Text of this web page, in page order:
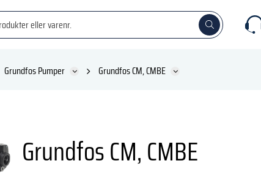
Grundfos Pumper Grundfos CM, CMBE
Grundfos CM, CMBE